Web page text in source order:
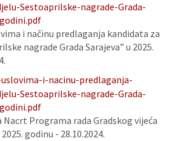
Sestoaprilske-nagrade-Grada-
i načinu predlaganja kandidata za
nagrade Grada Sarajeva” u 2025.
i-nacinu-predlaganja-
Sestoaprilske-nagrade-Grada-
Nacrt Programa rada Gradskog vijeća
godinu - 28.10.2024.